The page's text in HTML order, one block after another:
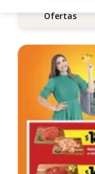
Ofertas